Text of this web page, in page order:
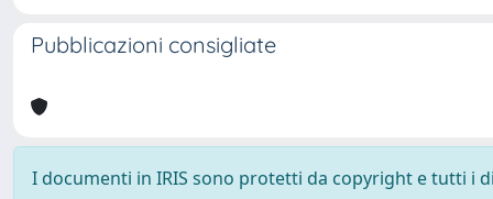
Pubblicazioni consigliate
I documenti in IRIS sono protetti da copyright e tutti i